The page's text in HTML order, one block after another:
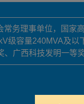
务理事单位，国家
级容量240MVA及以
、广西科技发明一等